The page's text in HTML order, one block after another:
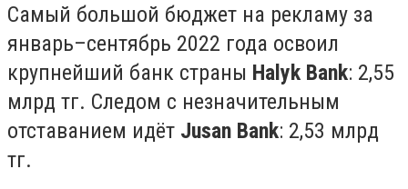
Самый большой бюджет на рекламу за
январь–сентябрь 2022 года освоил
крупнейший банк страны Halyk Bank: 2,55
млрд тг. Следом с незначительным
отставанием идёт Jusan Bank: 2,53 млрд
тг.